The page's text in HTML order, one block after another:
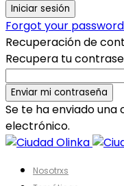
Forgot your
Recuperación de
Recupera tu
Se te ha enviado
electrónico.
Nosotrxs